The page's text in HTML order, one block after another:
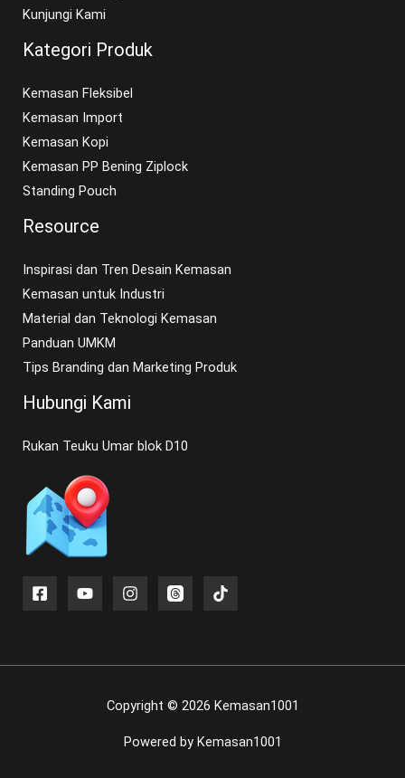
Kunjungi Kami
Kategori Produk
Kemasan Fleksibel
Kemasan Import
Kemasan Kopi
Kemasan PP Bening Ziplock
Standing Pouch
Resource
Inspirasi dan Tren Desain Kemasan
Kemasan untuk Industri
Material dan Teknologi Kemasan
Panduan UMKM
Tips Branding dan Marketing Produk
Hubungi Kami
Rukan Teuku Umar blok D10
Copyright © 2026 Kemasan1001
Powered by Kemasan1001